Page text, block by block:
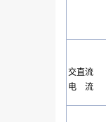
交直流
电 流